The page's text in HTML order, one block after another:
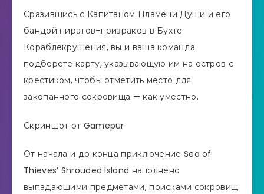
Сразившись с Капитаном Пламени Души и его
бандой пиратов-призраков в Бухте
Кораблекрушения, вы и ваша команда
подберете карту, указывающую им на остров с
крестиком, чтобы отметить место для
закопанного сокровища — как уместно.
Скриншот от Gamepur
От начала и до конца приключение Sea of ​​
Thieves’ Shrouded Island наполнено
выпадающими предметами, поисками сокровищ